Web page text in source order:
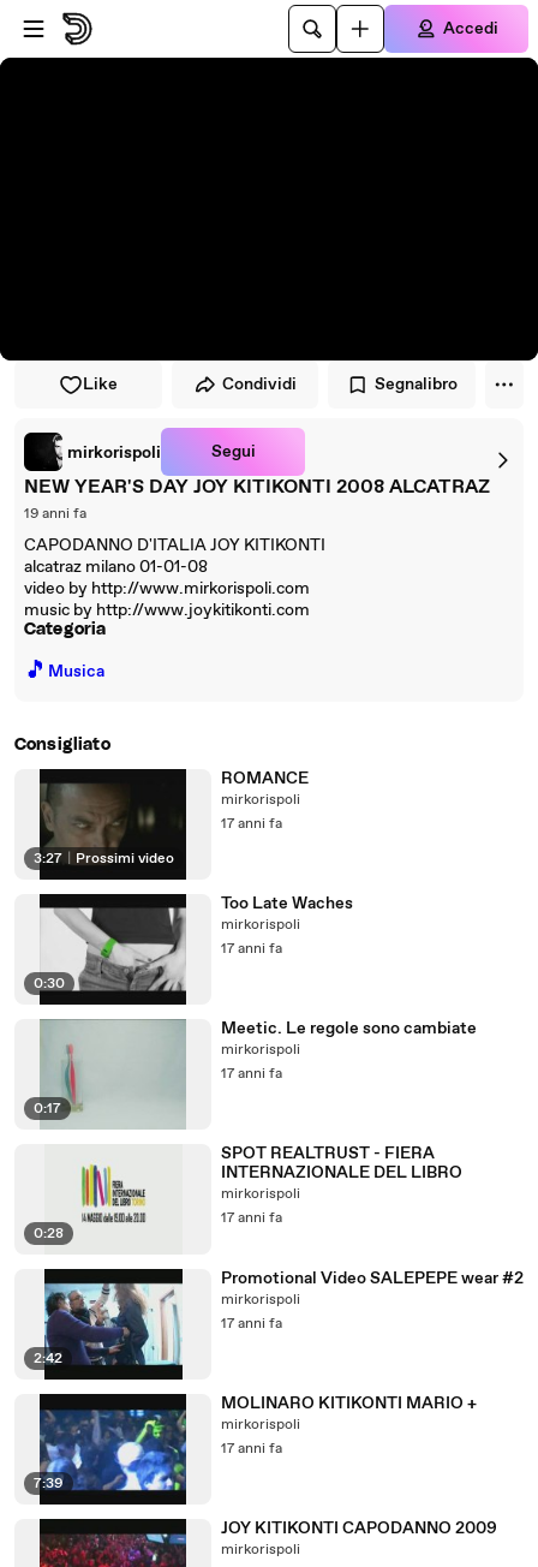
Vai al lettore
Passa al contenuto principale
Accedi
Like Condividi Segnalibro
mirkorispoli Segui
NEW YEAR'S DAY JOY KITIKONTI 2008 ALCATRAZ
19 anni fa
CAPODANNO D'ITALIA JOY KITIKONTI
alcatraz milano 01-01-08
video by http://www.mirkorispoli.com
music by http://www.joykitikonti.com
Categoria
🎵 Musica
Consigliato
3:27 Prossimi video
ROMANCE
mirkorispoli
17 anni fa
0:30
Too Late Waches
mirkorispoli
17 anni fa
0:17
Meetic. Le regole sono cambiate
mirkorispoli
17 anni fa
0:28
SPOT REALTRUST - FIERA
INTERNAZIONALE DEL LIBRO
mirkorispoli
17 anni fa
2:42
Promotional Video SALEPEPE wear #2
mirkorispoli
17 anni fa
7:39
MOLINARO KITIKONTI MARIO +
mirkorispoli
17 anni fa
JOY KITIKONTI CAPODANNO 2009
mirkorispoli